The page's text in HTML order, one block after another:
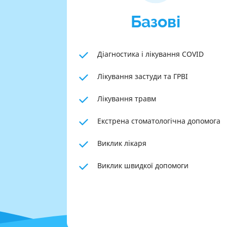
Базові
Діагностика і лікування COVID
Лікування застуди та ГРВІ
Лікування травм
Екстрена стоматологічна допомога
Виклик лікаря
Виклик швидкої допомоги